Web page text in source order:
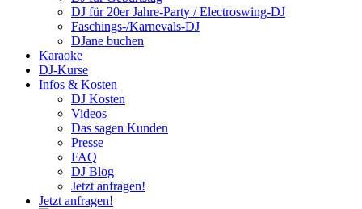
DJ für 20er Jahre-Party / Electroswing-DJ
Faschings-/Karnevals-DJ
DJane buchen
Karaoke
DJ-Kurse
Infos & Kosten
DJ Kosten
Videos
Das sagen Kunden
Presse
FAQ
DJ Blog
Jetzt anfragen!
Jetzt anfragen!